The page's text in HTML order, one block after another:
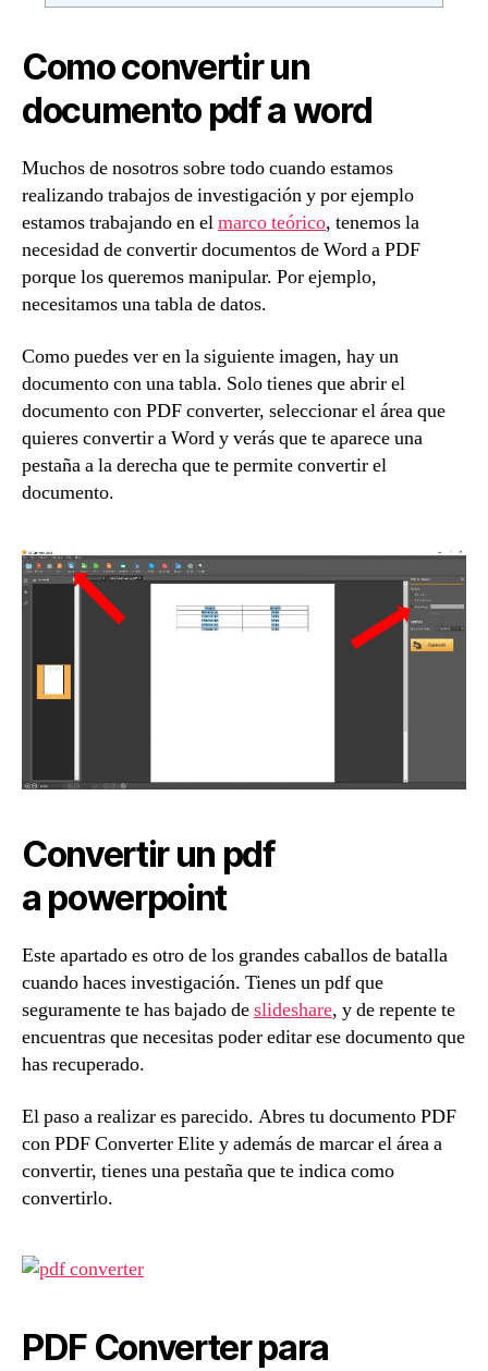
Como convertir un
documento pdf a word
Muchos de nosotros sobre todo cuando estamos
realizando trabajos de investigación y por ejemplo
estamos trabajando en elmarco teórico, tenemos la
necesidad de convertir documentos de Word a PDF
porque los queremos manipular. Por ejemplo,
necesitamos una tabla de datos.
Como puedes ver en la siguiente imagen, hay un
documento con una tabla. Solo tienes que abrir el
documento con PDF converter, seleccionar el área que
quieres convertir a Word y verás que te aparece una
pestaña a la derecha que te permite convertir el
documento.
Convertir un pdf
a powerpoint
Este apartado es otro de los grandes caballos de batalla
cuando haces investigación. Tienes un pdf que
seguramente te has bajado deslideshare, y de repente te
encuentras que necesitas poder editar ese documento que
has recuperado.
El paso a realizar es parecido. Abres tu documento PDF
con PDF Converter Elite y además de marcar el área a
convertir, tienes una pestaña que te indica como
convertirlo.
PDF Converter para